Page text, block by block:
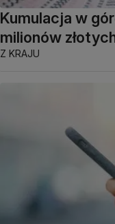
Kumulacja w
milionów
Z KRAJU